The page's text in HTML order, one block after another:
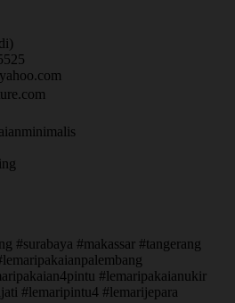
#surabaya #makassar #tangerang
#lemaripakaianukir
#lemaripintu4 #lemarijepara